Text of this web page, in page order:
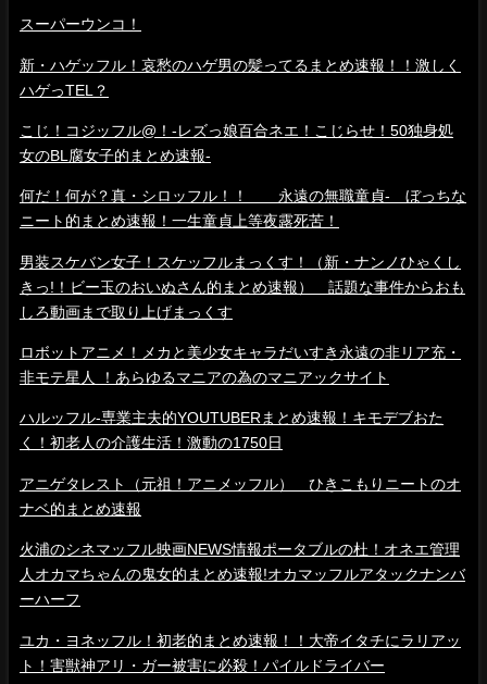
スーパーウンコ！
新・ハゲッフル！哀愁のハゲ男の髪ってるまとめ速報！！激しく
ハゲっTEL？
こじ！コジッフル@！-レズっ娘百合ネエ！こじらせ！50独身処
女のBL腐女子的まとめ速報-
何だ！何が？真・シロッフル！！ 永遠の無職童貞- ぼっちな
ニート的まとめ速報！一生童貞上等夜露死苦！
男装スケバン女子！スケッフルまっくす！（新・ナンノひゃくし
きっ!！ビー玉のおいぬさん的まとめ速報） 話題な事件からおも
しろ動画まで取り上げまっくす
ロボットアニメ！メカと美少女キャラだいすき永遠の非リア充・
非モテ星人 ！あらゆるマニアの為のマニアックサイト
ハルッフル-専業主夫的YOUTUBERまとめ速報！キモデブおた
く！初老人の介護生活！激動の1750日
アニゲタレスト（元祖！アニメッフル） ひきこもりニートのオ
ナベ的まとめ速報
火浦のシネマッフル映画NEWS情報ポータブルの杜！オネエ管理
人オカマちゃんの鬼女的まとめ速報!オカマッフルアタックナンバ
ーハーフ
ユカ・ヨネッフル！初老的まとめ速報！！大帝イタチにラリアッ
ト！害獣神アリ・ガー被害に必殺！パイルドライバー